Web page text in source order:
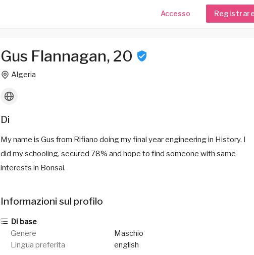
Accesso Registrare
Gus Flannagan, 20
Algeria
Di
My name is Gus from Rifiano doing my final year engineering in History. I
did my schooling, secured 78% and hope to find someone with same
interests in Bonsai.
Informazioni sul profilo
Di base
Genere
Maschio
Lingua preferita
english